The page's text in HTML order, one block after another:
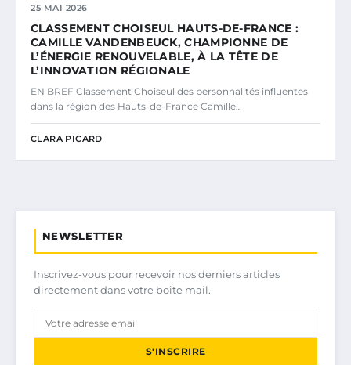
25 MAI 2026
CLASSEMENT CHOISEUL HAUTS-DE-FRANCE :
CAMILLE VANDENBEUCK, CHAMPIONNE DE
L’ÉNERGIE RENOUVELABLE, À LA TÊTE DE
L’INNOVATION RÉGIONALE
EN BREF Classement Choiseul des personnalités influentes
dans la région des Hauts-de-France Camille…
CLARA PICARD
NEWSLETTER
Inscrivez-vous pour recevoir nos derniers articles
directement dans votre boîte mail.
S'INSCRIRE